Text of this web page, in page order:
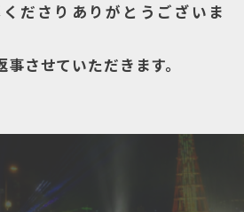
ださりありがとうございま
させていただきます。